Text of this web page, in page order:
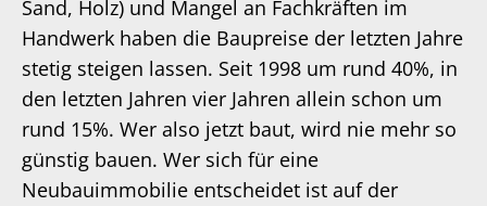
Sand, Holz) und Mangel an Fachkräften im
Handwerk haben die Baupreise der letzten Jahre
stetig steigen lassen. Seit 1998 um rund 40%, in
den letzten Jahren vier Jahren allein schon um
rund 15%. Wer also jetzt baut, wird nie mehr so
günstig bauen. Wer sich für eine
Neubauimmobilie entscheidet ist auf der